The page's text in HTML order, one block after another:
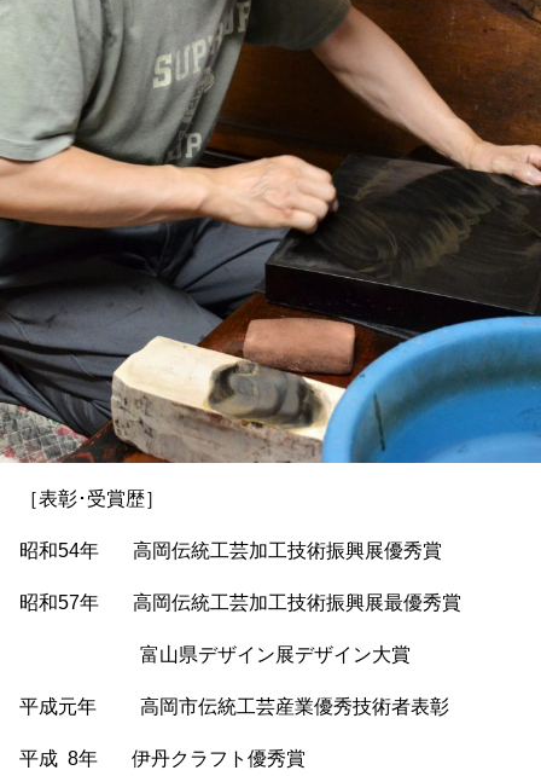
［表彰･受賞歴］
昭和54年 高岡伝統工芸加工技術振興展優秀賞
昭和57年 高岡伝統工芸加工技術振興展最優秀賞
富山県デザイン展デザイン大賞
平成元年 高岡市伝統工芸産業優秀技術者表彰
平成 8年 伊丹クラフト優秀賞